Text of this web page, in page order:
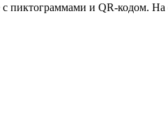
пиктограммами и QR-кодом. На